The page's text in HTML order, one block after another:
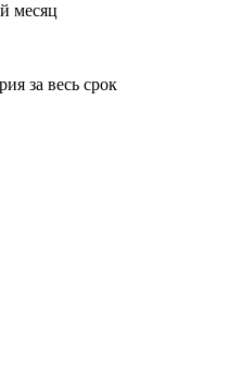
месяц
за весь срок